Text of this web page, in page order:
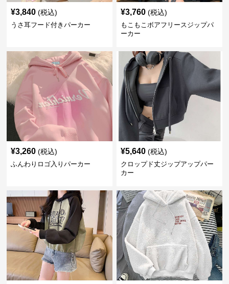
¥3,840 (税込)
うさ耳フード付きパーカー
¥3,760 (税込)
もこもこボアフリースジップパ
ーカー
¥3,260 (税込)
ふんわりロゴ入りパーカー
¥5,640 (税込)
クロップド丈ジップアップパー
カー